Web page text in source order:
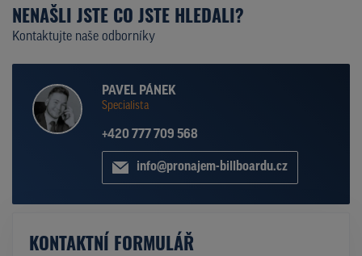
NENAŠLI JSTE CO JSTE HLEDALI?
Kontaktujte naše odborníky
PAVEL PÁNEK
Specialista
+420 777 709 568
info@pronajem-billboardu.cz
KONTAKTNÍ FORMULÁŘ